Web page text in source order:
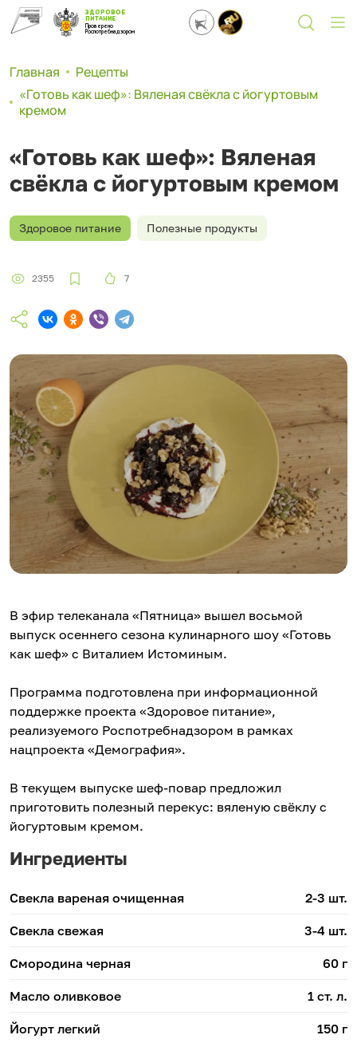
ЗДОРОВОЕ
ПИТАНИЕ
Проверено
Роспотребнадзором
Главная
Рецепты
«Готовь как шеф»: Вяленая свёкла с йогуртовым
кремом
«Готовь как шеф»: Вяленая
свёкла с йогуртовым кремом
Здоровое питание Полезные продукты
2355 7
В эфир телеканала «Пятница» вышел восьмой
выпуск осеннего сезона кулинарного шоу «Готовь
как шеф» с Виталием Истоминым.
Программа подготовлена при информационной
поддержке проекта «Здоровое питание»,
реализуемого Роспотребнадзором в рамках
нацпроекта «Демография».
В текущем выпуске шеф-повар предложил
приготовить полезный перекус: вяленую свёклу с
йогуртовым кремом.
Ингредиенты
Свекла вареная очищенная 2-3 шт.
Свекла свежая 3-4 шт.
Смородина черная 60 г
Масло оливковое 1 ст. л.
Йогурт легкий 150 г